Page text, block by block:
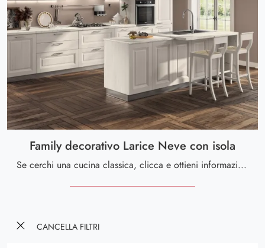
CANCELLA FILTRI
Family decorativo Larice Neve con isola
Se cerchi una cucina classica, clicca e ottieni informazioni sul modello Family decorativo Larice Neve con isola Scavolini.